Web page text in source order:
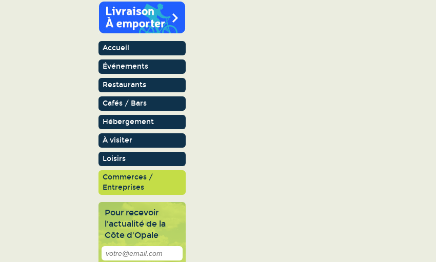
Accueil
Événements
Restaurants
Cafés / Bars
Hébergement
À visiter
Loisirs
Commerces /
Entreprises
Pour recevoir
l'actualité de la
Côte d'Opale